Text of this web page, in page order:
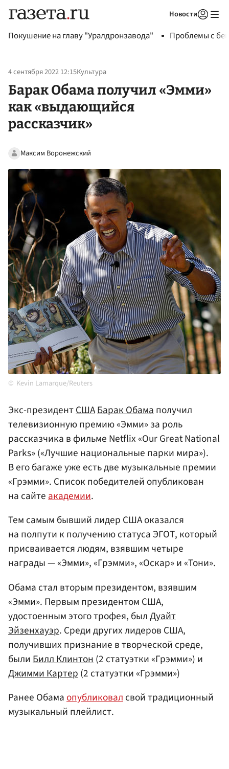
Новости
Покушение на главу "Уралдронзавода" Проблемы с
4 сентября 2022 12:15Культура
Барак Обама получил «Эмми»
как «выдающийся
рассказчик»
Максим Воронежский
Kevin Lamarque/Reuters
Экс-президентСШАБарак Обамаполучил
телевизионную премию «Эмми» за роль
рассказчика в фильме Netflix «Our Great National
Parks» («Лучшие национальные парки мира»).
В его багаже уже есть две музыкальные премии
«Грэмми». Список победителей опубликован
на сайтеакадемии.
Тем самым бывший лидер США оказался
на полпути к получению статуса ЭГОТ, который
присваивается людям, взявшим четыре
награды — «Эмми», «Грэмми», «Оскар» и «Тони».
Обама стал вторым президентом, взявшим
«Эмми». Первым президентом США,
удостоенным этого трофея, былДуайт
Эйзенхауэр. Среди других лидеров США,
получивших признание в творческой среде,
были Билл Клинтон (2 статуэтки «Грэмми») и
Джимми Картер (2 статуэтки «Грэмми»)
Ранее Обамаопубликовалсвой традиционный
музыкальный плейлист.